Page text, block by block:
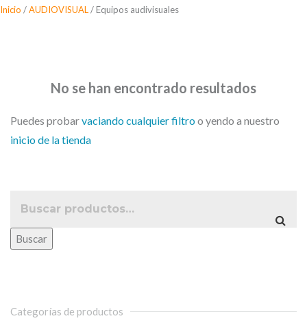
Saltar
Inicio /AUDIOVISUAL/ Equipos audivisuales
No se han encontrado resultados
Puedes probarvaciando cualquier filtroo yendo a nuestro
inicio de la tienda
Buscar
Categorías de productos